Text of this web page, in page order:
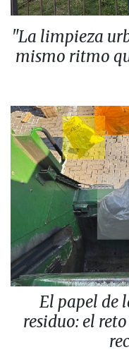
"La limpieza
mismo ritmo
El papel de
residuo: el